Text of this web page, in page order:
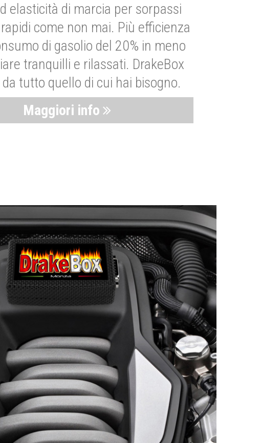
elasticità di marcia per sorpassi
come non mai. Più efficienza
di gasolio del 20% in meno
tranquilli e rilassati. DrakeBox
tutto quello di cui hai bisogno.
Maggiori info